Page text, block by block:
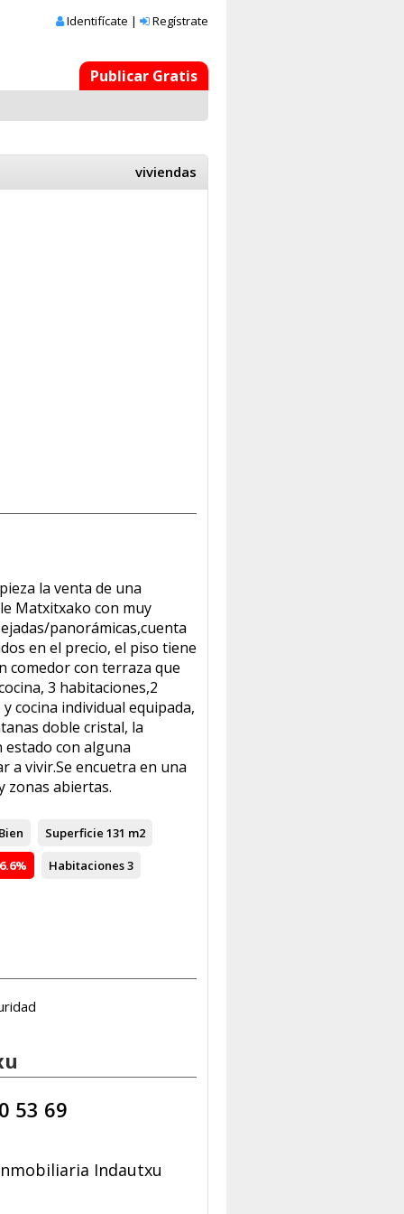
Identifícate | Regístrate
Publicar Gratis
viviendas
la venta de una
Matxitxako con muy
panorámicas,cuenta
en el precio, el piso tiene
comedor con terraza que
3 habitaciones,2
cocina individual equipada,
doble cristal, la
estado con alguna
a vivir.Se encuetra en una
zonas abiertas.
Superficie 131 m2
Habitaciones3
53 69
Indautxu